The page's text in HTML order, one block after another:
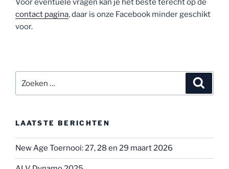
Voor eventuele vragen kan je het beste terecht op de
contact pagina, daar is onze Facebook minder geschikt
voor.
naar:
LAATSTE BERICHTEN
New Age Toernooi: 27, 28 en 29 maart 2026